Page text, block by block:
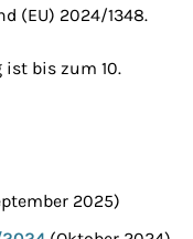
(EU) 2024/1348.
bis zum 10.
2025)